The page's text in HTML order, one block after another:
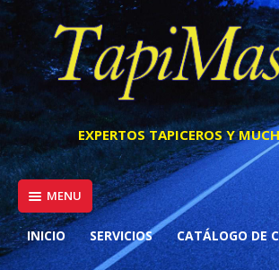
Skip
to
content
EXPERTOS TAPICEROS Y
MENU
INICIO SERVICIOS CATÁLOGO DE